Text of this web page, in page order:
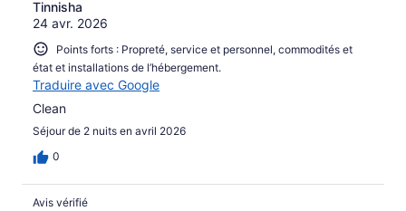
Tinnisha
24 avr. 2026
Points forts : Propreté, service et personnel, commodités et
état et installations de l’hébergement.
Traduire avec Google
Clean
Séjour de 2 nuits en avril 2026
0
Avis vérifié